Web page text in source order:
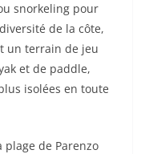
snorkeling pour
de la côte,
un terrain de jeu
et de paddle,
isolées en toute
de Parenzo